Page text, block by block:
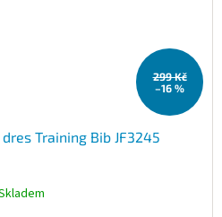
299 Kč
–16 %
Training Bib JF3245